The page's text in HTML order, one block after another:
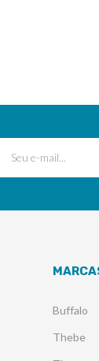
Buffalo
Thebe